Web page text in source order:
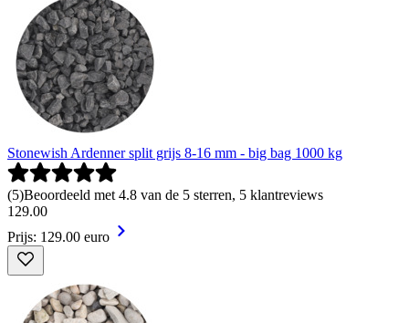
Stonewish Ardenner split grijs 8-16 mm - big bag 1000 kg
(5)Beoordeeld met 4.8 van de 5 sterren, 5 klantreviews
129.00
Prijs: 129.00 euro